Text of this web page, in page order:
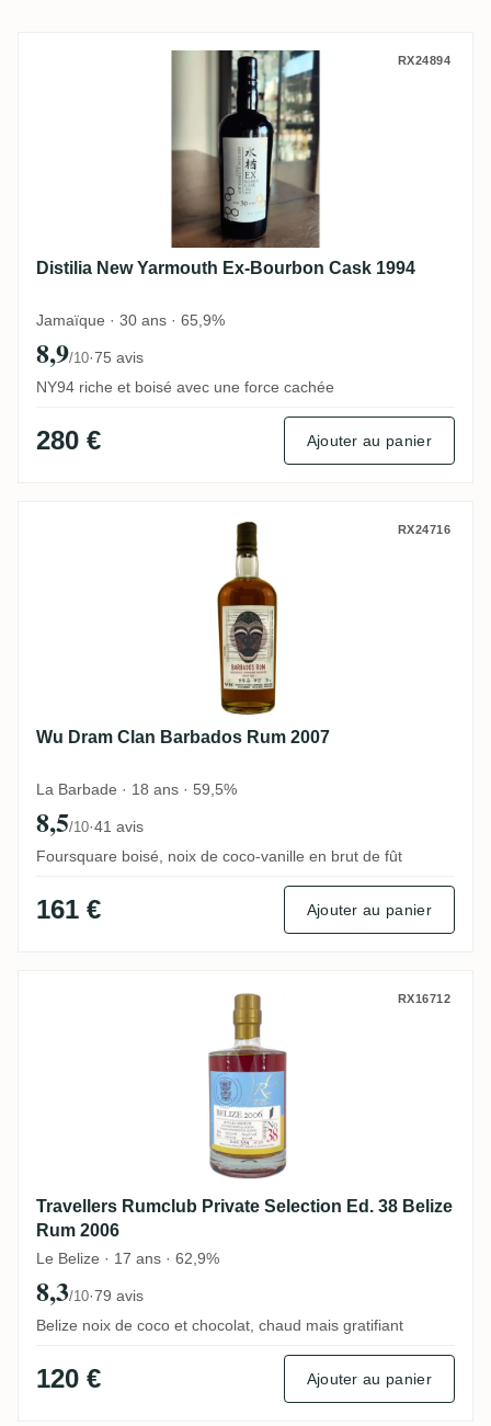
Distilia New Yarmouth Ex-Bourbon Cask
RX24894
Distilia New Yarmouth Ex-Bourbon Cask 1994
Jamaïque · 30 ans · 65,9%
8,9/10·75 avis
NY94 riche et boisé avec une force cachée
280 € Ajouter au panier
Wu Dram Clan Barbados Rum 2007RX24716
Wu Dram Clan Barbados Rum 2007
La Barbade · 18 ans · 59,5%
8,5/10·41 avis
Foursquare boisé, noix de coco-vanille en brut de fût
161 € Ajouter au panier
Travellers Rumclub Private Selection Ed.
RX16712
Travellers Rumclub Private Selection Ed. 38 Belize
Rum 2006
Le Belize · 17 ans · 62,9%
8,3/10·79 avis
Belize noix de coco et chocolat, chaud mais gratifiant
120 € Ajouter au panier